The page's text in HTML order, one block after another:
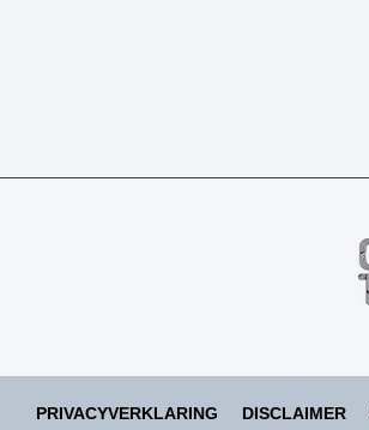
PRIVACYVERKLARING DISCLAIMER